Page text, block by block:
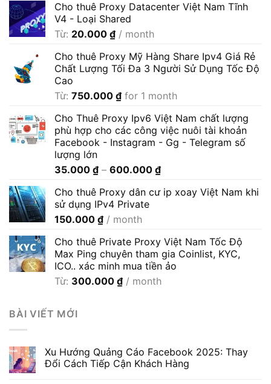
Cho thuê Proxy Datacenter Việt Nam Tĩnh
V4 - Loại Shared
Từ: 20.000 ₫ / month
Cho thuê Proxy Mỹ Hàng Share Ipv4 Giá Rẻ
Chất Lượng Tối Đa 3 Người Sử Dụng Tốc Độ
Cao
Từ: 750.000 ₫ for 1 month
Cho Thuê Proxy Ipv6 Việt Nam chất lượng
phù hợp cho các công việc nuôi tài khoản
Facebook - Instagram - Gg - Telegram số
lượng lớn
35.000 ₫ – 600.000 ₫Khoảng
từ
Cho thuê Proxy dân cư ip xoay Việt Nam khi
sử dụng IPv4 Private
150.000 ₫ / month
Cho thuê Private Proxy Việt Nam Tốc Độ
Max Ping chuyên tham gia Coinlist, KYC,
ICO.. xác minh mua tiền ảo
Từ: 300.000 ₫ / month
BÀI VIẾT MỚI
Xu Hướng Quảng Cáo Facebook 2025: Thay
Đổi Cách Tiếp Cận Khách Hàng